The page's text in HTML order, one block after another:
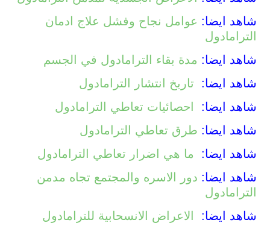
شاهد ايضا: عوامل نجاح وفشل علاج ادمان
الترامادول
شاهد ايضا: مدة بقاء الترامادول في الجسم
شاهد ايضا:
تاريخ انتشار الترامادول
شاهد ايضا:
احصائيات تعاطي الترامادول
شاهد ايضا: طرق تعاطي الترامادول
شاهد ايضا:
ما هي اضرار تعاطي الترامادول
شاهد ايضا: دور الاسره والمجتمع تجاه مدمن
الترامادول
شاهد ايضا:
الاعراض الانسحابية للترامادول